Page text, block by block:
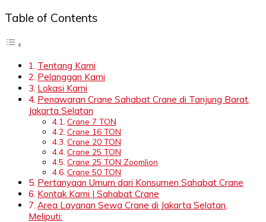
Table of Contents
Tentang Kami
Pelanggan Kami
Lokasi Kami
Penawaran Crane Sahabat Crane di Tanjung Barat,
Jakarta Selatan
Crane 7 TON
Crane 16 TON
Crane 20 TON
Crane 25 TON
Crane 25 TON Zoomlion
Crane 50 TON
Pertanyaan Umum dari Konsumen Sahabat Crane
Kontak Kami | Sahabat Crane
Area Layanan Sewa Crane di Jakarta Selatan,
Meliputi: